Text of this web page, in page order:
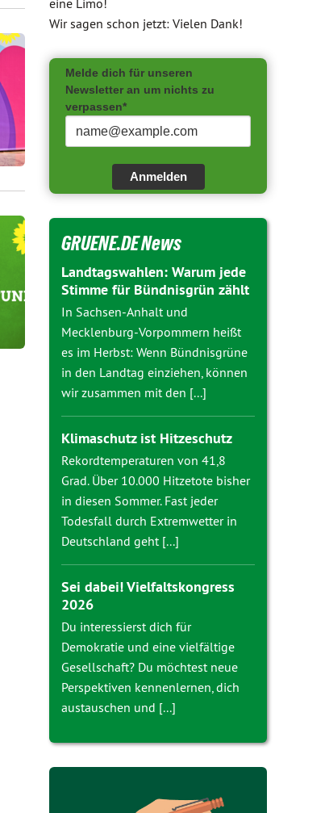
eine Limo!
Wir sagen schon jetzt: Vielen Dank!
Melde dich für unseren
Newsletter an um nichts zu
verpassen*
Anmelden
GRUENE.DE News
Landtagswahlen: Warum jede
Stimme für Bündnisgrün zählt
In Sachsen-Anhalt und
Mecklenburg-Vorpommern heißt
es im Herbst: Wenn Bündnisgrüne
in den Landtag einziehen, können
wir zusammen mit den [...]
Klimaschutz ist Hitzeschutz
Rekordtemperaturen von 41,8
Grad. Über 10.000 Hitzetote bisher
in diesen Sommer. Fast jeder
Todesfall durch Extremwetter in
Deutschland geht [...]
Sei dabei! Vielfaltskongress
2026
Du interessierst dich für
Demokratie und eine vielfältige
Gesellschaft? Du möchtest neue
Perspektiven kennenlernen, dich
austauschen und [...]